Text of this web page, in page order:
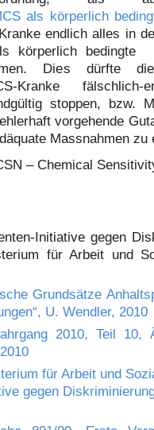
als körperlich
endlich alles in
körperlich bedingte
Dies dürfte
Kranke
stoppen, bzw.
vorgehende
Massnahmen zu
– Chemical
Initiative gegen
für Arbeit und
Grundsätze
U. Wendler, 2010
2010, Teil 10,
für Arbeit und
gegen